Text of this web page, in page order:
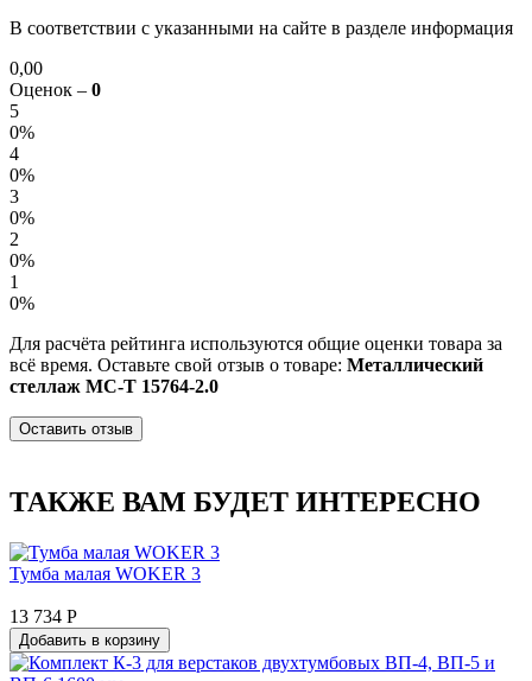
В соответствии с указанными на сайте в разделе информация
0,00
Оценок – 0
5
0%
4
0%
3
0%
2
0%
1
0%
Для расчёта рейтинга используются общие оценки товара за
всё время. Оставьте свой отзыв о товаре: Металлический
стеллаж МС-Т 15764-2.0
Оставить отзыв
ТАКЖЕ ВАМ БУДЕТ ИНТЕРЕСНО
Тумба малая WOKER 3
13 734 Р
Добавить в корзину